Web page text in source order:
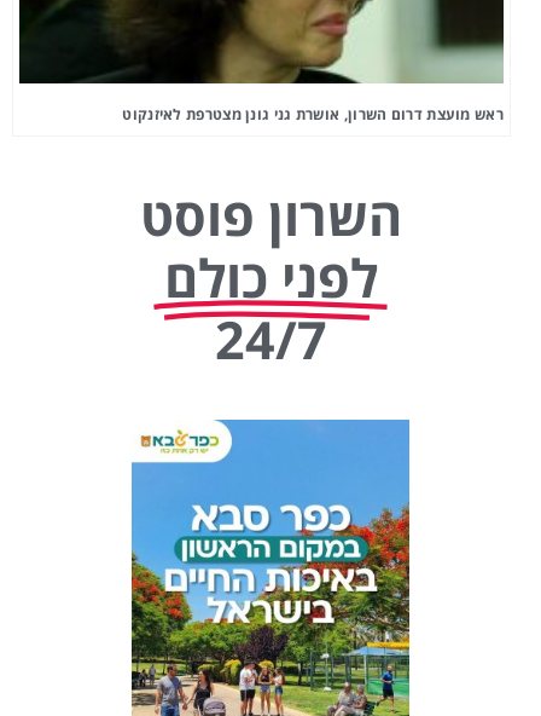
ראש מועצת דרום השרון, אושרת גני גונן מצטרפת לאיזנקוט
השרון פוסט
לפני כולם
24/7